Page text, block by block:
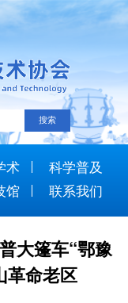
术
科学普及
馆 联系我们
大篷车“鄂豫
革命老区